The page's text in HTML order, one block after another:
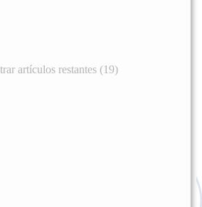
artículos restantes (19)